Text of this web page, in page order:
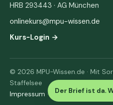
Der Brief ist da.
HRB 293443 · AG München
onlinekurs@mpu-wissen.de
Kurs-Login →
© 2026 MPU-Wissen.de · Mit
Staffelsee
Impressum · Datenschutz & AGB